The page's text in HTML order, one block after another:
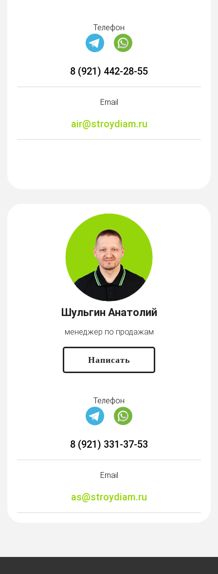
Телефон
8 (921) 442-28-55
Email
air@stroydiam.ru
Шульгин Анатолий
менеджер по продажам
Написать
Телефон
8 (921) 331-37-53
Email
as@stroydiam.ru